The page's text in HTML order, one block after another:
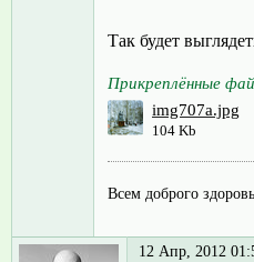
Так будет
Прикреплённые
img707а.jpg
104 Kb
Всем доброго
12 Апр, 2012